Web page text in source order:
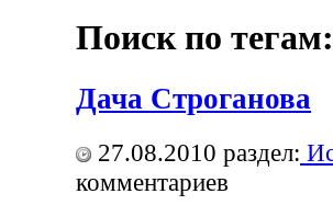
Поиск по
Дача Строганова
27.08.2010 раздел:
комментариев